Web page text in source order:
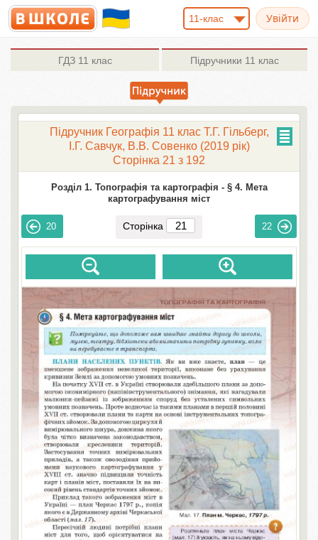
11-клас
ГДЗ11 клас Підручники 11 клас
Підручник Географія 11 клас Т.Г. Гільберг,
І.Г. Савчук, В.В. Совенко (2019 рік)
Сторінка 21 з 192
Розділ 1. Топографія та картографія - § 4. Мета
картографування міст
20 Сторінка 22